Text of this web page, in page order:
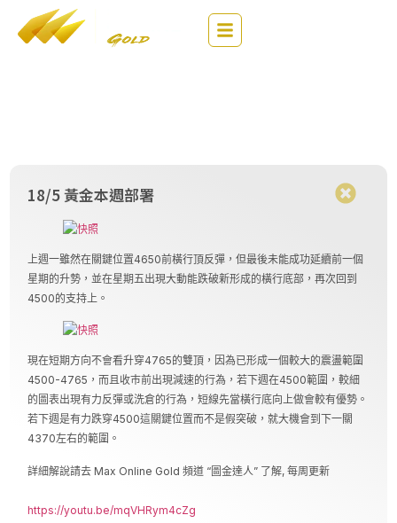
18/5 黃金本週部署
上週一雖然在關鍵位置4650前橫行頂反彈，但最後未能成功延續前一個
星期的升勢，並在星期五出現大動能跌破新形成的橫行底部，再次回到
4500的支持上。
現在短期方向不會看升穿4765的雙頂，因為已形成一個較大的震盪範圍
4500-4765，而且收巿前出現減速的行為，若下週在4500範圍，較細
的圖表出現有力反彈或洗倉的行為，短線先當橫行底向上做會較有優勢。
若下週是有力跌穿4500這關鍵位置而不是假突破，就大機會到下一關
4370左右的範圍。
詳細解說請去 Max Online Gold 頻道 “圖金達人” 了解, 每周更新
https://youtu.be/mqVHRym4cZg